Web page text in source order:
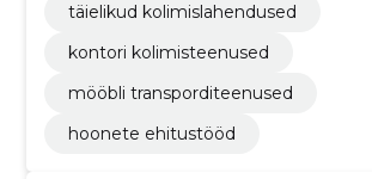
täielikud kolimislahendused
kontori kolimisteenused
mööbli transporditeenused
hoonete ehitustööd